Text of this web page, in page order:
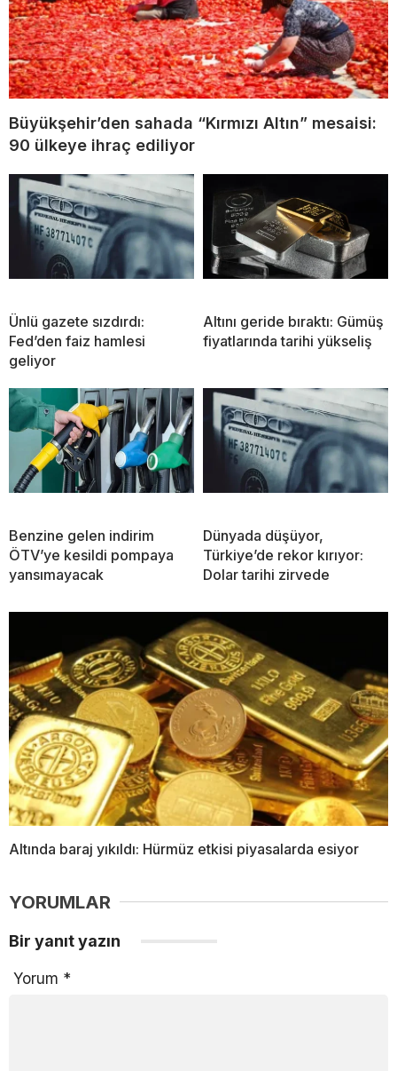
Büyükşehir’den sahada “Kırmızı Altın” mesaisi:
90 ülkeye ihraç ediliyor
Ünlü gazete sızdırdı:
Fed’den faiz hamlesi
geliyor
Altını geride bıraktı: Gümüş
fiyatlarında tarihi yükseliş
Benzine gelen indirim
ÖTV’ye kesildi pompaya
yansımayacak
Dünyada düşüyor,
Türkiye’de rekor kırıyor:
Dolar tarihi zirvede
Altında baraj yıkıldı: Hürmüz etkisi piyasalarda esiyor
YORUMLAR
Bir yanıt yazın
Yorum *